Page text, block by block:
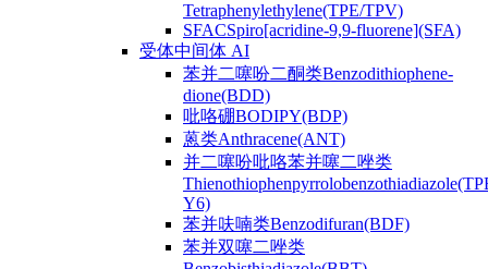
Tetraphenylethylene(TPE/TPV)
SFACSpiro[acridine-9,9-fluorene](SFA)
受体中间体 AI
苯并二噻吩二酮类Benzodithiophene-
dione(BDD)
吡咯硼BODIPY(BDP)
蒽类Anthracene(ANT)
并二噻吩吡咯苯并噻二唑类
Y6)
苯并呋喃类Benzodifuran(BDF)
苯并双噻二唑类